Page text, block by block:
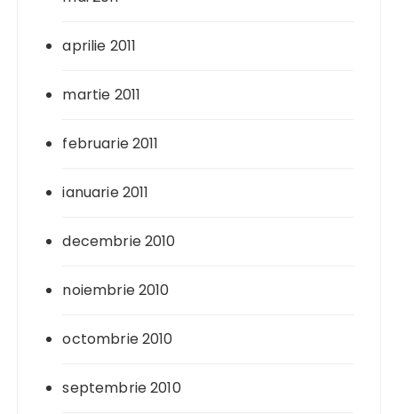
aprilie 2011
martie 2011
februarie 2011
ianuarie 2011
decembrie 2010
noiembrie 2010
octombrie 2010
septembrie 2010